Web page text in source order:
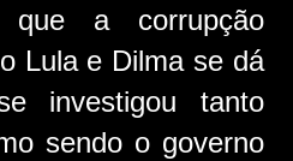
que a corrupção
Lula e Dilma se dá
investigou tanto
sendo o governo